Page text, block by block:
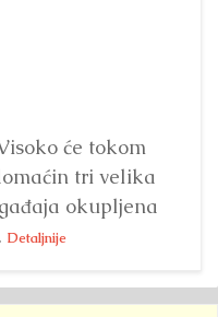
će tokom
tri velika
okupljena
Detaljnije